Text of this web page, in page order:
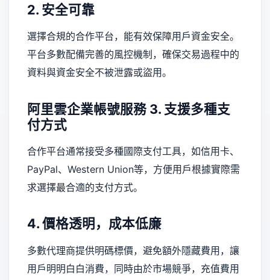
2. 安全可靠
選擇合規的合作平台，能有效保障用戶資金安全。
平台多數配備完善的風控機制，確保交易過程中的
資料與資金安全不被泄露或盜用。
阿里雲企業帳號服務3. 支援多種支
付方式
合作平台通常接受多種國際支付工具，如信用卡、
PayPal、Western Union等，方便用戶根據實際需
求選擇最合適的支付方式。
4. 價格透明，成本低廉
多數代理商提供明碼標價，避免額外隱藏費用，讓
用戶明明白白消費，同時由於市場競爭，充值費用